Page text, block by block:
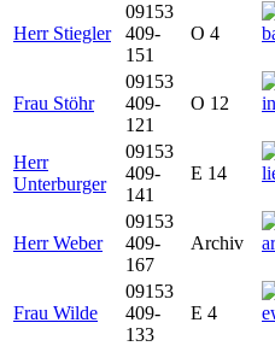
Herr Stiegler
09153
409-
151
O 4
Frau Stöhr
09153
409-
121
O 12
Herr
Unterburger
09153
409-
141
E 14
Herr Weber
09153
409-
167
Archiv
Frau Wilde
09153
409-
133
E 4